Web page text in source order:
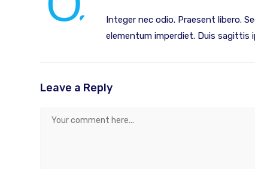
Integer nec odio. Praesent libero.
elementum imperdiet. Duis sagittis
Leave a Reply